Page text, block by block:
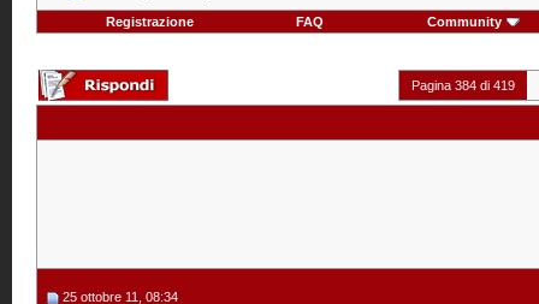
Registrazione FAQ Community
Pagina 384 di 419
25 ottobre 11, 08:34